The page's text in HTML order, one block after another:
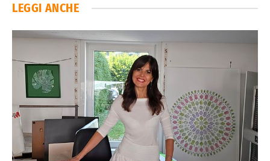
LEGGI ANCHE